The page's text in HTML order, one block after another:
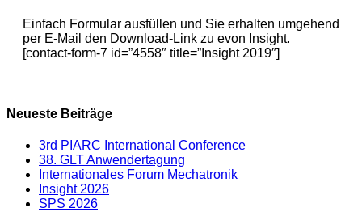
Einfach Formular ausfüllen und Sie erhalten umgehend
per E-Mail den Download-Link zu evon Insight.
[contact-form-7 id=”4558″ title=”Insight 2019″]
Neueste Beiträge
3rd PIARC International Conference
38. GLT Anwendertagung
Internationales Forum Mechatronik
Insight 2026
SPS 2026